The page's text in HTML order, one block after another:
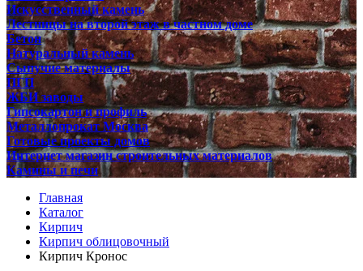
Искусственный камень
Лестницы на второй этаж в частном доме
Бетон
Натуральный камень
Сыпучие материалы
ПГП
ЖБИ заводы
Гипсокартон и профиль
Металлопрокат Москва
Готовые проекты домов
Интернет магазин строительных материалов
Камины и печи
Главная
Каталог
Кирпич
Кирпич облицовочный
Кирпич Кронос